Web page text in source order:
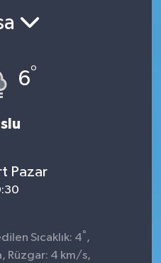
6°
Pazar
Sıcaklık: 4° ,
Rüzgar: 4 km/s,